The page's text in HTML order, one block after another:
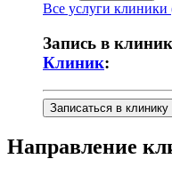
Все услуги клиники
Запись в
Клиник:
Записаться в клинику
Направление